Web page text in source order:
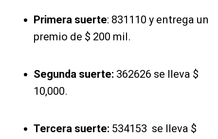
Primera suerte: 831110 y entrega un
premio de $ 200 mil.
Segunda suerte: 362626 se lleva $
10,000.
Tercera suerte: 534153 se lleva $